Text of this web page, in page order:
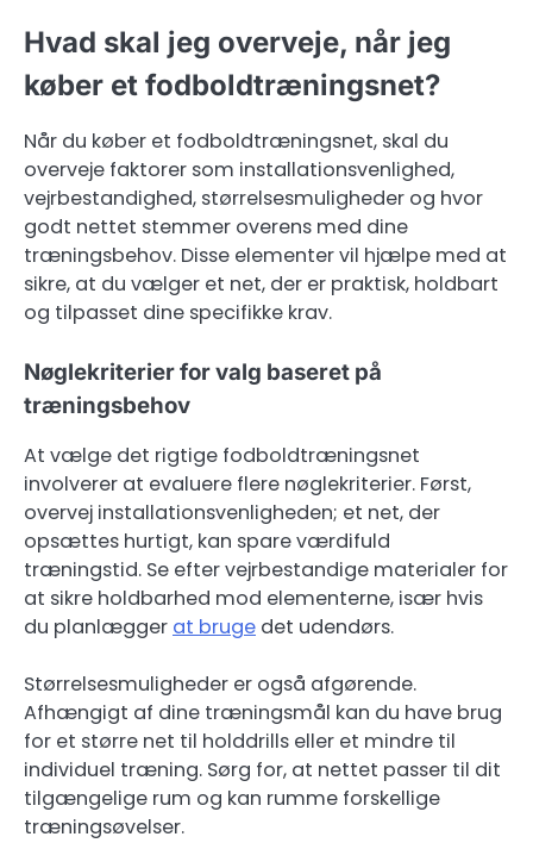
Hvad skal jeg overveje, når jeg
køber et fodboldtræningsnet?
Når du køber et fodboldtræningsnet, skal du
overveje faktorer som installationsvenlighed,
vejrbestandighed, størrelsesmuligheder og hvor
godt nettet stemmer overens med dine
træningsbehov. Disse elementer vil hjælpe med at
sikre, at du vælger et net, der er praktisk, holdbart
og tilpasset dine specifikke krav.
Nøglekriterier for valg baseret på
træningsbehov
At vælge det rigtige fodboldtræningsnet
involverer at evaluere flere nøglekriterier. Først,
overvej installationsvenligheden; et net, der
opsættes hurtigt, kan spare værdifuld
træningstid. Se efter vejrbestandige materialer for
at sikre holdbarhed mod elementerne, især hvis
du planlægger at bruge det udendørs.
Størrelsesmuligheder er også afgørende.
Afhængigt af dine træningsmål kan du have brug
for et større net til holddrills eller et mindre til
individuel træning. Sørg for, at nettet passer til dit
tilgængelige rum og kan rumme forskellige
træningsøvelser.